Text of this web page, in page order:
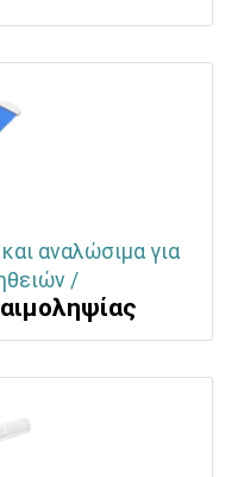
αναλώσιμα για
/